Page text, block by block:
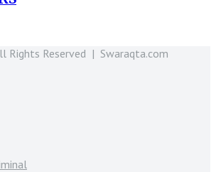
Rights Reserved | Swaraqta.com